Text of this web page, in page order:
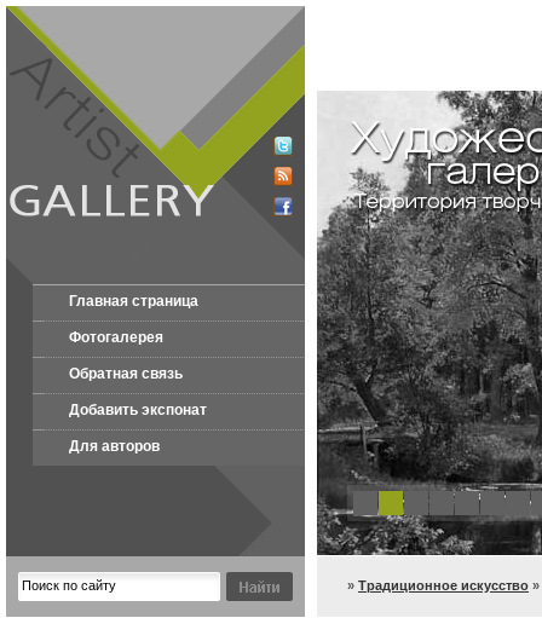
Главная страница
Фотогалерея
Обратная связь
Добавить экспонат
Для авторов
» Традиционное искусство